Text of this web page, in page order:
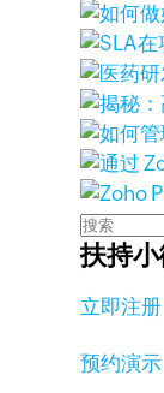
扶持
立即注册
预约演示